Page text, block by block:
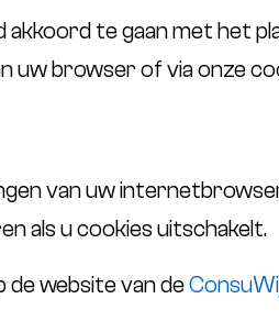
te gaan met het
uw browser of via onze
van uw
als u cookies uitschakelt.
website van de